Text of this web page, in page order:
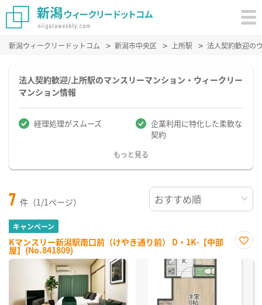
新潟ウィークリードットコム 新潟市中央区 上所駅 法人契約歓迎の
法人契約歓迎/上所駅のマンスリーマンション・ウィークリー
マンション情報
経理処理がスムーズ
企業利用に特化した柔軟な
契約
もっと見る
7 件（1/1ページ）
キャンペーン
Kマンスリー新潟駅南口前（けやき通り前） D・1K-【中部
屋】(No.841809)
に入